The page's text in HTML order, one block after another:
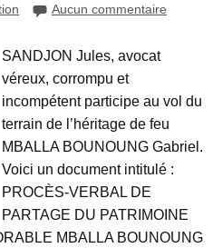
Aucun commentaire
SANDJON Jules, avocat
véreux, corrompu et
incompétent participe au vol du
terrain de l’héritage de feu
MBALLA BOUNOUNG Gabriel.
Voici un document intitulé :
PROCÈS-VERBAL DE
PARTAGE DU PATRIMOINE
MBALLA BOUNOUNG